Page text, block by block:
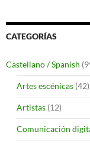
CATEGORÍAS
Castellano / Spanish
Artes escénicas (42)
Artistas (12)
Comunicación